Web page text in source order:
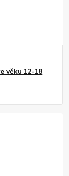
věku 12-18